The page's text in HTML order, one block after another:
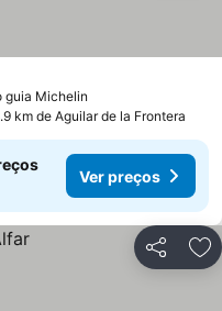
guia Michelin
km de Aguilar de la Frontera
Ver preços
Partilhar